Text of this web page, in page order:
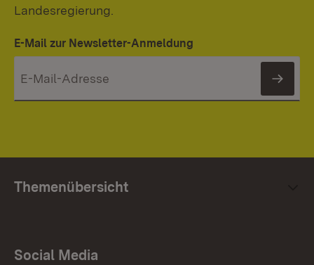
Landesregierung.
E-Mail zur Newsletter-Anmeldung
Themenübersicht
Social Media